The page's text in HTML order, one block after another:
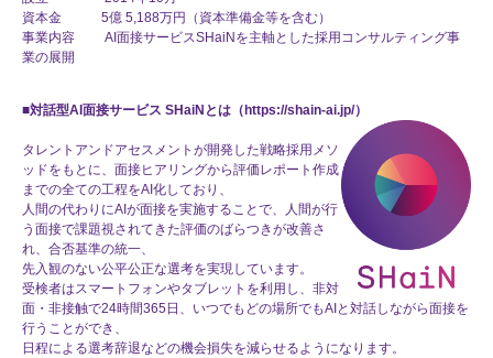
資本金 5億 5,188万円（資本準備金等を含む）
事業内容 AI面接サービスSHaiNを主軸とした採用コンサルティング事
業の展開
■対話型AI面接サービス SHaiNとは（https://shain-ai.jp/）
タレントアンドアセスメントが開発した戦略採用メソ
ッドをもとに、面接ヒアリングから評価レポート作成
までの全ての工程をAI化しており、
人間の代わりにAIが面接を実施することで、人間が行
う面接で課題視されてきた評価のばらつきが改善さ
れ、合否基準の統一、
先入観のない公平公正な選考を実現しています。
受検者はスマートフォンやタブレットを利用し、非対
面・非接触で24時間365日、いつでもどの場所でもAIと対話しながら面接を
行うことができ、
日程による選考辞退などの機会損失を減らせるようになります。